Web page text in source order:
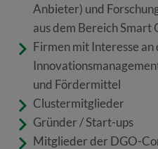
Anbieter) und
aus dem Bereich Smart
Firmen mit Interesse
und Fördermittel
Clustermitglieder
Gründer / Start-ups
Mitglieder der DGO-